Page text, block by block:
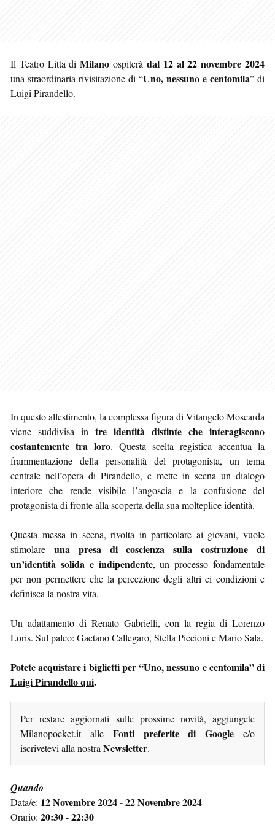
Il Teatro Litta diMilano ospiterà dal 12 al 22 novembre 2024
una straordinaria rivisitazione di “Uno, nessuno e centomila” di
Luigi Pirandello.
In questo allestimento, la complessa figura di Vitangelo Moscarda
viene suddivisa in tre identità distinte che interagiscono
costantemente tra loro. Questa scelta registica accentua la
frammentazione della personalità del protagonista, un tema
centrale nell’opera di Pirandello, e mette in scena un dialogo
interiore che rende visibile l’angoscia e la confusione del
protagonista di fronte alla scoperta della sua molteplice identità.
Questa messa in scena, rivolta in particolare ai giovani, vuole
stimolare una presa di coscienza sulla costruzione di
un’identità solida e indipendente, un processo fondamentale
per non permettere che la percezione degli altri ci condizioni e
definisca la nostra vita.
Un adattamento di Renato Gabrielli, con la regia di Lorenzo
Loris. Sul palco: Gaetano Callegaro, Stella Piccioni e Mario Sala.
Potete acquistare i biglietti per “Uno, nessuno e centomila” di
Luigi Pirandello qui.
Per restare aggiornati sulle prossime novità, aggiungete
Milanopocket.it alle Fonti preferite di Google e/o
iscrivetevi alla nostra Newsletter.
Quando
Data/e: 12 Novembre 2024 - 22 Novembre 2024
Orario: 20:30 - 22:30